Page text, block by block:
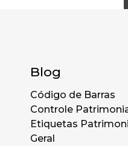
Blog
Código de Barras
Controle
Etiquetas
Geral